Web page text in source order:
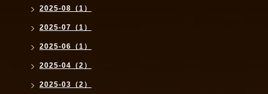
2025-08（1）
2025-07（1）
2025-06（1）
2025-04（2）
2025-03（2）